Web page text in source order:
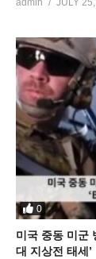
0
미국 중동 미군
대 지상전 태세’